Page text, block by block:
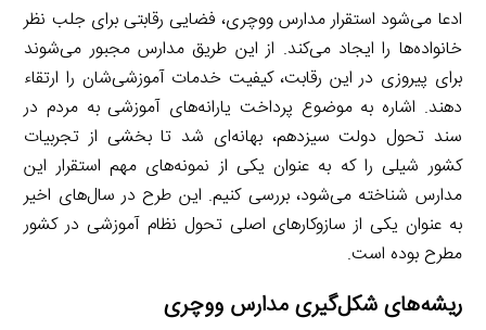
ادعا می‌شود استقرار مدارس ووچری، فضایی رقابتی برای جلب نظر
خانواده‌ها را ایجاد می‌کند. از این طریق مدارس مجبور می‌شوند
برای پیروزی در این رقابت، کیفیت خدمات آموزشی‌شان را ارتقاء
دهند. اشاره به موضوع پرداخت یارانه‌های آموزشی به مردم در
سند تحول دولت سیزدهم، بهانه‌ای شد تا بخشی از تجربیات
کشور شیلی را که به عنوان یکی از نمونه‌های مهم استقرار این
مدارس شناخته می‌شود، بررسی کنیم. این طرح در سال‌های اخیر
به عنوان یکی از سازوکارهای اصلی تحول نظام آموزشی در کشور
مطرح بوده است.
ریشه‌های شکل‌گیری مدارس ووچری